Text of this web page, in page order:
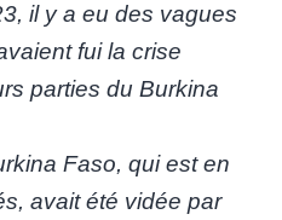
il y a eu des vagues
fui la crise
parties du Burkina
Faso, qui est en
avait été vidée par